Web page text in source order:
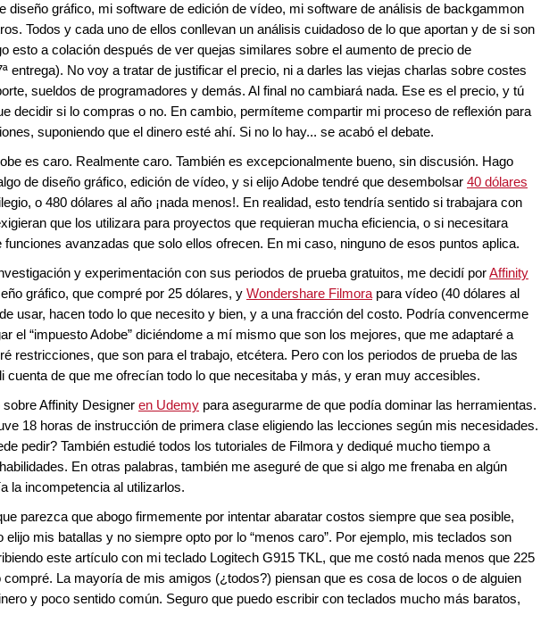
diseño gráfico, mi software de edición de vídeo, mi software de análisis de backgammon
Todos y cada uno de ellos conllevan un análisis cuidadoso de lo que aportan y de si son
esto a colación después de ver quejas similares sobre el aumento de precio de
entrega). No voy a tratar de justificar el precio, ni a darles las viejas charlas sobre costes
sueldos de programadores y demás. Al final no cambiará nada. Ese es el precio, y tú
decidir si lo compras o no. En cambio, permíteme compartir mi proceso de reflexión para
suponiendo que el dinero esté ahí. Si no lo hay... se acabó el debate.
es caro. Realmente caro. También es excepcionalmente bueno, sin discusión. Hago
de diseño gráfico, edición de vídeo, y si elijo Adobe tendré que desembolsar 40 dólares
o 480 dólares al año ¡nada menos!. En realidad, esto tendría sentido si trabajara con
que los utilizara para proyectos que requieran mucha eficiencia, o si necesitara
avanzadas que solo ellos ofrecen. En mi caso, ninguno de esos puntos aplica.
y experimentación con sus periodos de prueba gratuitos, me decidí porAffinity
gráfico, que compré por 25 dólares, y Wondershare Filmora para vídeo (40 dólares al
usar, hacen todo lo que necesito y bien, y a una fracción del costo. Podría convencerme
el “impuesto Adobe” diciéndome a mí mismo que son los mejores, que me adaptaré a
restricciones, que son para el trabajo, etcétera. Pero con los periodos de prueba de las
cuenta de que me ofrecían todo lo que necesitaba y más, y eran muy accesibles.
Affinity Designer en Udemy para asegurarme de que podía dominar las herramientas.
18 horas de instrucción de primera clase eligiendo las lecciones según mis necesidades.
pedir? También estudié todos los tutoriales de Filmora y dediqué mucho tiempo a
En otras palabras, también me aseguré de que si algo me frenaba en algún
la incompetencia al utilizarlos.
parezca que abogo firmemente por intentar abaratar costos siempre que sea posible,
elijo mis batallas y no siempre opto por lo “menos caro”. Por ejemplo, mis teclados son
este artículo con mi teclado Logitech G915 TKL, que me costó nada menos que 225
compré. La mayoría de mis amigos (¿todos?) piensan que es cosa de locos o de alguien
y poco sentido común. Seguro que puedo escribir con teclados mucho más baratos,